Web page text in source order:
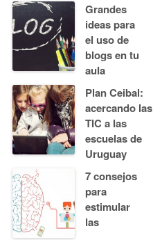
Grandes
ideas para
el uso de
blogs en tu
aula
Plan Ceibal:
acercando las
TIC a las
escuelas de
Uruguay
7 consejos
para
estimular
las